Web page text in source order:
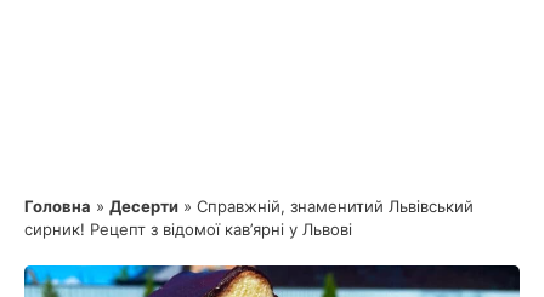
Головна » Десерти » Справжній, знаменитий Львівський
сирник! Рецепт з відомої кав’ярні у Львові